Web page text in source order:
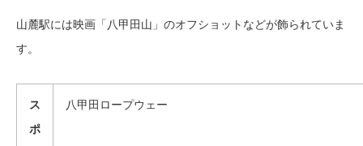
山麓駅には映画「八甲田山」のオフショットなどが飾られていま
す。
ス
ポ
八甲田ロープウェー